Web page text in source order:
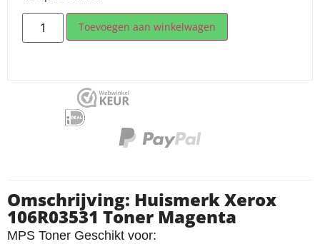
Toevoegen aan winkelwagen
Omschrijving: Huismerk Xerox
106R03531 Toner Magenta
MPS Toner Geschikt voor: